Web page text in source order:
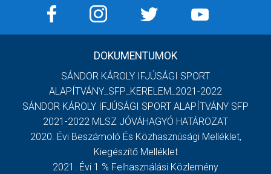
DOKUMENTUMOK
SÁNDOR KÁROLY IFJÚSÁGI SPORT
ALAPÍTVÁNY_SFP_KERELEM_2021-2022
SÁNDOR KÁROLY IFJÚSÁGI SPORT ALAPÍTVÁNY SFP
2021-2022 MLSZ JÓVÁHAGYÓ HATÁROZAT
2020. Évi Beszámoló És Közhasznúsági Melléklet,
Kiegészítő Melléklet
2021. Évi 1 % Felhasználási Közlemény